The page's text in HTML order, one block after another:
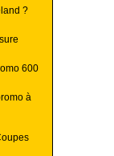
?
600
à